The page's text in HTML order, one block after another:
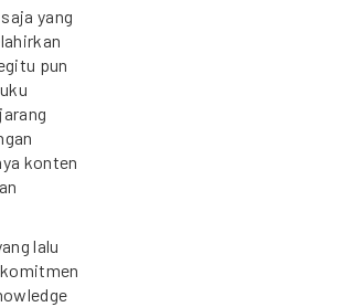
yang
pun
konten
lalu